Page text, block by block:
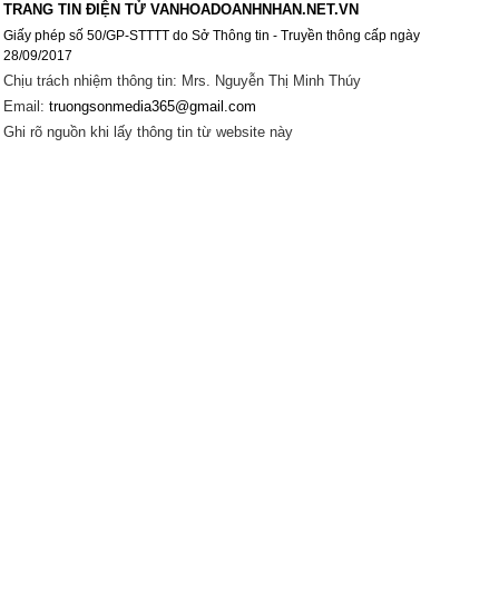
TRANG TIN ĐIỆN TỬ VANHOADOANHNHAN.NET.VN
Giấy phép số 50/GP-STTTT do Sở Thông tin - Truyền thông cấp ngày
28/09/2017
Chịu trách nhiệm thông tin: Mrs. Nguyễn Thị Minh Thúy
Email: truongsonmedia365@gmail.com
Ghi rõ nguồn khi lấy thông tin từ website này